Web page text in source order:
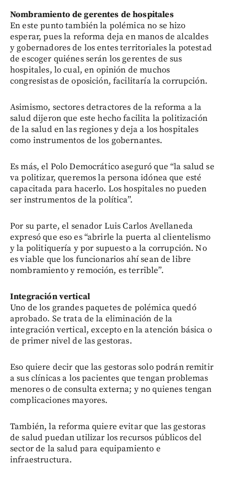
Nombramiento de gerentes de hospitales
En este punto también la polémica no se hizo
esperar, pues la reforma deja en manos de alcaldes
y gobernadores de los entes territoriales la potestad
de escoger quiénes serán los gerentes de sus
hospitales, lo cual, en opinión de muchos
congresistas de oposición, facilitaría la corrupción.
Asimismo, sectores detractores de la reforma a la
salud dijeron que este hecho facilita la politización
de la salud en las regiones y deja a los hospitales
como instrumentos de los gobernantes.
Es más, el Polo Democrático aseguró que “la salud se
va politizar, queremos la persona idónea que esté
capacitada para hacerlo. Los hospitales no pueden
ser instrumentos de la política”.
Por su parte, el senador Luis Carlos Avellaneda
expresó que eso es “abrirle la puerta al clientelismo
y la politiquería y por supuesto a la corrupción. No
es viable que los funcionarios ahí sean de libre
nombramiento y remoción, es terrible”.
Integración vertical
Uno de los grandes paquetes de polémica quedó
aprobado. Se trata de la eliminación de la
integración vertical, excepto en la atención básica o
de primer nivel de las gestoras.
Eso quiere decir que las gestoras solo podrán remitir
a sus clínicas a los pacientes que tengan problemas
menores o de consulta externa; y no quienes tengan
complicaciones mayores.
También, la reforma quiere evitar que las gestoras
de salud puedan utilizar los recursos públicos del
sector de la salud para equipamiento e
infraestructura.